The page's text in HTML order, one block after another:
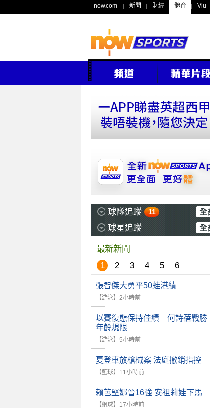
now.com 新聞 財經 體育 Viu
球隊追蹤 11
球星追蹤
最新新聞
1
2 3 4 5 6
張智傑大勇平50蛙港績
【游泳】 2小時前
以賽復態保持佳績 何詩蓓戰勝
年齡規限
【游泳】 5小時前
夏登車放槍械案 法庭撤銷指控
【籃球】 11小時前
賴芭堅娜晉16強 安祖莉娃下馬
【網球】 17小時前